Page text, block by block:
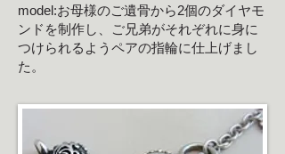
model:お母様のご遺骨から2個のダイヤモ
ンドを制作し、ご兄弟がそれぞれに身に
つけられるようペアの指輪に仕上げまし
た。